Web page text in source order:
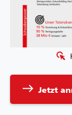
left_click
east Jetzt